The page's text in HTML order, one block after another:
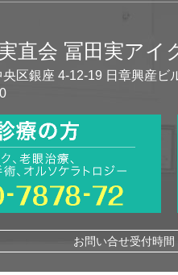
直会 冨田実アイ
区銀座 4-12-19 日章興産ビ
お問い合せ受付時